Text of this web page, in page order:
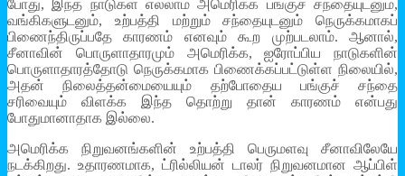
போது, இந்த நாடுகள் எல்லாம் அமெரிக்க பங்குச் சந்தையுடனும்,
வங்கிகளுடனும், உற்பத்தி மற்றும் சந்தையுடனும் நெருக்கமாகப்
பிணைந்திருப்பதே காரணம் எனவும் கூற முற்படலாம். ஆனால்,
சீனாவின் பொருளாதாரமும் அமெரிக்க, ஐரோப்பிய நாடுகளின்
பொருளாதாரத்தோடு நெருக்கமாக பிணைக்கப்பட்டுள்ள நிலையில்,
அதன் நிலைத்தன்மையையும் தற்போதைய பங்குச் சந்தை
சரிவையும் விளக்க இந்த தொற்று தான் காரணம் என்பது
போதுமானாதாக இல்லை.
அமெரிக்க நிறுவனங்களின் உற்பத்தி பெருமளவு சீனாவிலேயே
நடக்கிறது. உதாரணமாக, ட்ரில்லியன் டாலர் நிறுவனமான ஆப்பிள்